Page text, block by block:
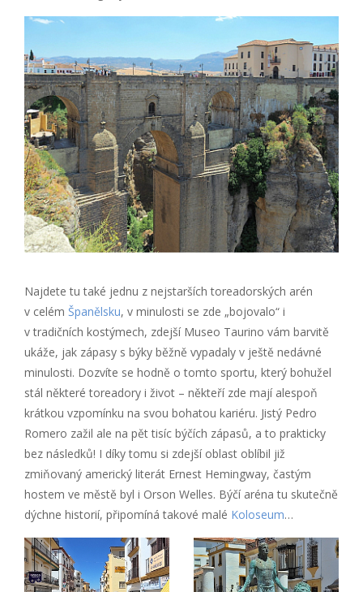
Najdete tu také jednu z nejstarších toreadorských arén
v celém Španělsku, v minulosti se zde „bojovalo“ i
v tradičních kostýmech, zdejší Museo Taurino vám barvitě
ukáže, jak zápasy s býky běžně vypadaly v ještě nedávné
minulosti. Dozvíte se hodně o tomto sportu, který bohužel
stál některé toreadory i život – někteří zde mají alespoň
krátkou vzpomínku na svou bohatou kariéru. Jistý Pedro
Romero zažil ale na pět tisíc býčích zápasů, a to prakticky
bez následků! I díky tomu si zdejší oblast oblíbil již
zmiňovaný americký literát Ernest Hemingway, častým
hostem ve městě byl i Orson Welles. Býčí aréna tu skutečně
dýchne historií, připomíná takové malé Koloseum…